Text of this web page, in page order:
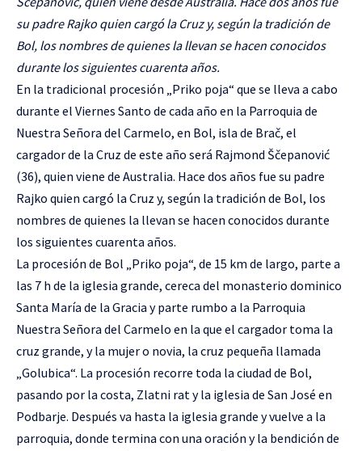
su padre Rajko quien cargó la Cruz y, según la tradición de
Bol, los nombres de quienes la llevan se hacen conocidos
durante los siguientes cuarenta años.
En la tradicional procesión „Priko poja“ que se lleva a cabo
durante el Viernes Santo de cada año en la Parroquia de
Nuestra Señora del Carmelo, en Bol, isla de Brač, el
cargador de la Cruz de este año será Rajmond Ščepanović
(36), quien viene de Australia. Hace dos años fue su padre
Rajko quien cargó la Cruz y, según la tradición de Bol, los
nombres de quienes la llevan se hacen conocidos durante
los siguientes cuarenta años.
La procesión de Bol „Priko poja“, de 15 km de largo, parte a
las 7 h de la iglesia grande, cereca del monasterio dominico
Santa María de la Gracia y parte rumbo a la Parroquia
Nuestra Señora del Carmelo en la que el cargador toma la
cruz grande, y la mujer o novia, la cruz pequeña llamada
„Golubica“. La procesión recorre toda la ciudad de Bol,
pasando por la costa, Zlatni rat y la iglesia de San José en
Podbarje. Después va hasta la iglesia grande y vuelve a la
parroquia, donde termina con una oración y la bendición de